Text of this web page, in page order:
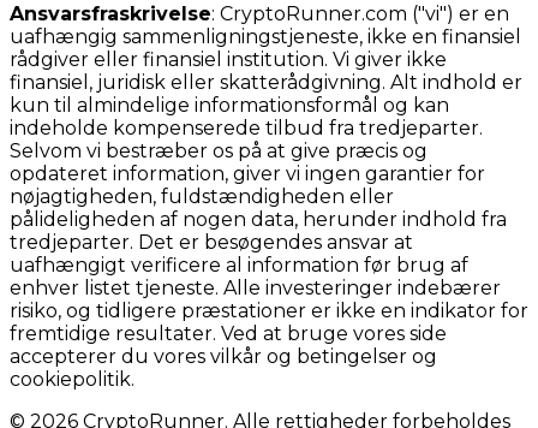
Ansvarsfraskrivelse: CryptoRunner.com ("vi") er en
uafhængig sammenligningstjeneste, ikke en finansiel
rådgiver eller finansiel institution. Vi giver ikke
finansiel, juridisk eller skatterådgivning. Alt indhold er
kun til almindelige informationsformål og kan
indeholde kompenserede tilbud fra tredjeparter.
Selvom vi bestræber os på at give præcis og
opdateret information, giver vi ingen garantier for
nøjagtigheden, fuldstændigheden eller
pålideligheden af nogen data, herunder indhold fra
tredjeparter. Det er besøgendes ansvar at
uafhængigt verificere al information før brug af
enhver listet tjeneste. Alle investeringer indebærer
risiko, og tidligere præstationer er ikke en indikator for
fremtidige resultater. Ved at bruge vores side
accepterer du vores vilkår og betingelser og
cookiepolitik.
© 2026 CryptoRunner. Alle rettigheder forbeholdes